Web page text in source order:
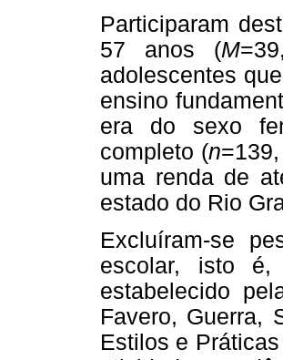
Participaram
57 anos (M
adolescentes
ensino
era do sexo
completo (n
uma renda de
estado do Rio
Excluíram-se
escolar, isto
estabelecido
Favero, Guerra,
Estilos e